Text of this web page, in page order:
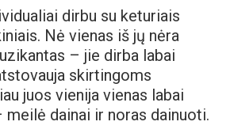
dirbu su keturiais
Nė vienas iš jų nėra
– jie dirba labai
skirtingoms
juos vienija vienas labai
meilė dainai ir noras dainuoti.